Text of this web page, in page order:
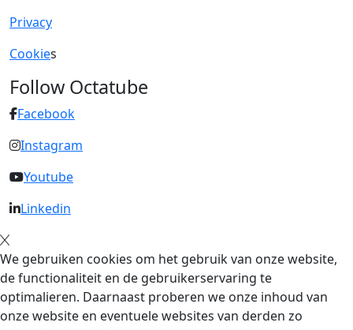
Privacy
Cookies
Follow Octatube
Facebook
Instagram
Youtube
Linkedin
We gebruiken cookies om het gebruik van onze website,
de functionaliteit en de gebruikerservaring te
optimalieren. Daarnaast proberen we onze inhoud van
onze website en eventuele websites van derden zo